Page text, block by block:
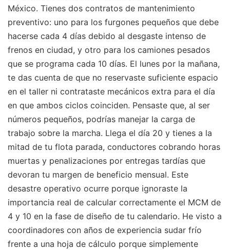
México. Tienes dos contratos de mantenimiento
preventivo: uno para los furgones pequeños que debe
hacerse cada 4 días debido al desgaste intenso de
frenos en ciudad, y otro para los camiones pesados
que se programa cada 10 días. El lunes por la mañana,
te das cuenta de que no reservaste suficiente espacio
en el taller ni contrataste mecánicos extra para el día
en que ambos ciclos coinciden. Pensaste que, al ser
números pequeños, podrías manejar la carga de
trabajo sobre la marcha. Llega el día 20 y tienes a la
mitad de tu flota parada, conductores cobrando horas
muertas y penalizaciones por entregas tardías que
devoran tu margen de beneficio mensual. Este
desastre operativo ocurre porque ignoraste la
importancia real de calcular correctamente el MCM de
4 y 10 en la fase de diseño de tu calendario. He visto a
coordinadores con años de experiencia sudar frío
frente a una hoja de cálculo porque simplemente